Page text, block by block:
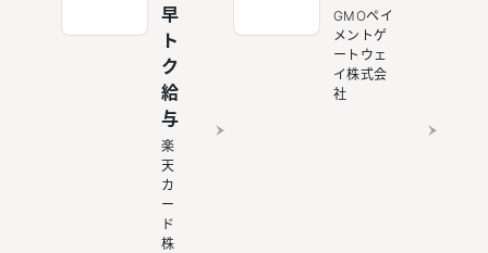
早
ト
ク
給
与
楽
天
カ
ー
ド
株
GMOペイ
メントゲ
ートウェ
イ株式会
社